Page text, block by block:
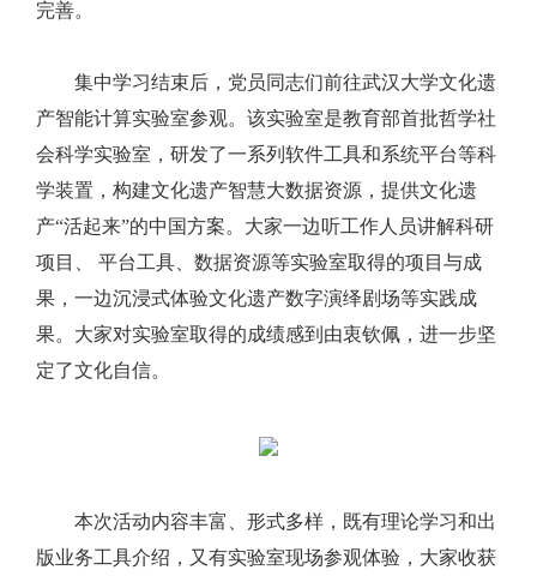
完善。
集中学习结束后，党员同志们前往武汉大学文化遗
产智能计算实验室参观。该实验室是教育部首批哲学社
会科学实验室，研发了一系列软件工具和系统平台等科
学装置，构建文化遗产智慧大数据资源，提供文化遗
产“活起来”的中国方案。大家一边听工作人员讲解科研
项目、 平台工具、数据资源等实验室取得的项目与成
果，一边沉浸式体验文化遗产数字演绎剧场等实践成
果。大家对实验室取得的成绩感到由衷钦佩，进一步坚
定了文化自信。
本次活动内容丰富、形式多样，既有理论学习和出
版业务工具介绍，又有实验室现场参观体验，大家收获